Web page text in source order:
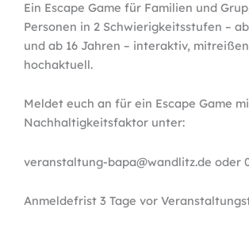
Ein Escape Game für Familien und
Personen in 2 Schwierigkeitsstufen –
und ab 16 Jahren – interaktiv,
hochaktuell.
Meldet euch an für ein Escape Game
Nachhaltigkeitsfaktor unter:
veranstaltung-bapa@wandlitz.de oder
Anmeldefrist 3 Tage vor